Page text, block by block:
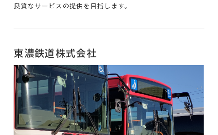
良質なサービスの提供を目指します。
東濃鉄道株式会社